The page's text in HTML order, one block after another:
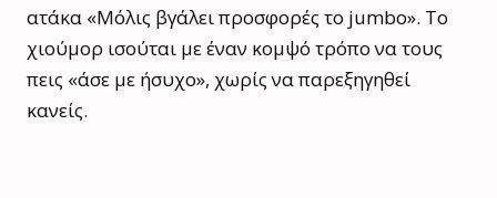
ατάκα «Μόλις βγάλει προσφορές το jumbo». Tο
χιούμορ ισούται με έναν κομψό τρόπο να τους
πεις «άσε με ήσυχο», χωρίς να παρεξηγηθεί
κανείς.